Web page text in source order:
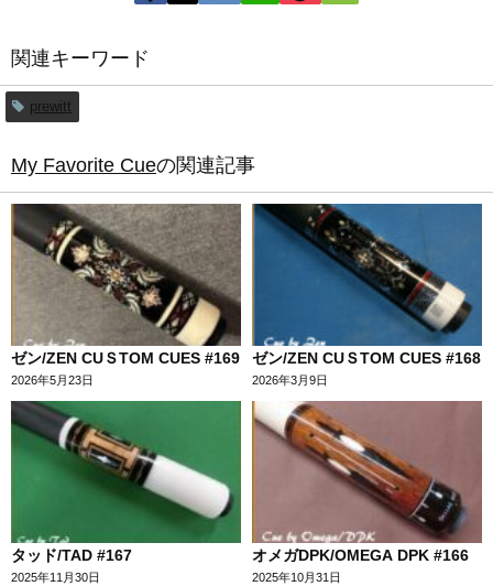
関連キーワード
prewitt
My Favorite Cueの関連記事
ゼン/ZEN CUＳTOM CUES #169
2026年5月23日
ゼン/ZEN CUＳTOM CUES #168
2026年3月9日
タッド/TAD #167
2025年11月30日
オメガDPK/OMEGA DPK #166
2025年10月31日